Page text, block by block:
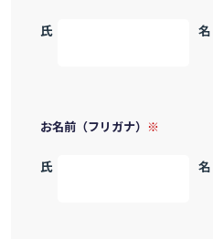
氏 名
お名前（フリガナ）
氏 名